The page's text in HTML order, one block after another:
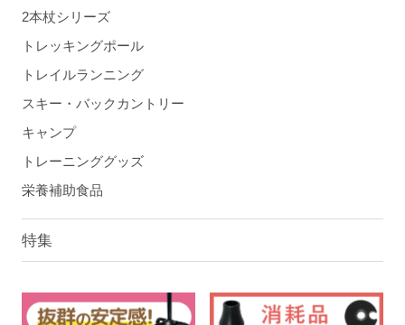
2本杖シリーズ
トレッキングポール
トレイルランニング
スキー・バックカントリー
キャンプ
トレーニンググッズ
栄養補助食品
特集